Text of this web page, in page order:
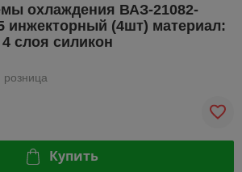
охлаждения ВАЗ-21082-
инжекторный (4шт) материал:
слоя силикон
розница
Купить